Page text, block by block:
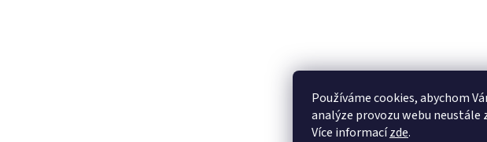
Používáme cookies, abychom
analýze provozu webu
Více informacízde.